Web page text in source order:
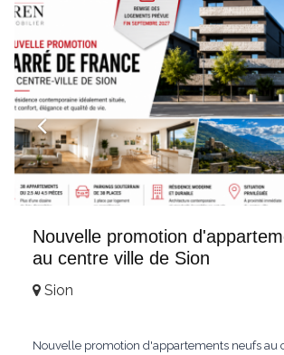
Nouvelle promotion
au centre ville de Sion
Sion
Nouvelle promotion d'appartements neufs au